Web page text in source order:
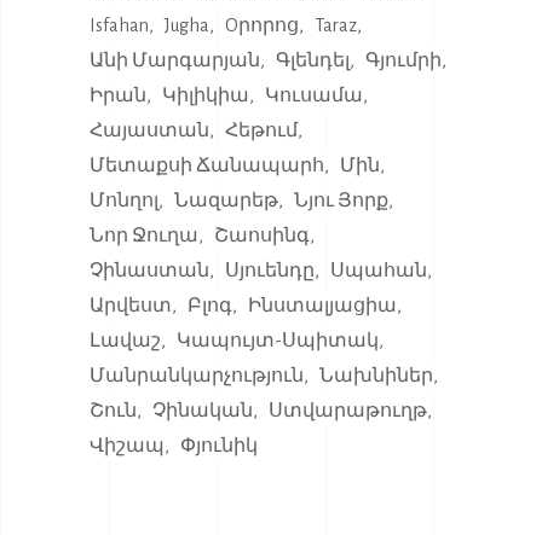
Isfahan
Jugha Oրորոց
Taraz
Անի Մարգարյան
Գլենդել
Գյումրի
Իրան
Կիլիկիա
Կուսամա
Հայաստան
Հեթում
Մետաքսի Ճանապարհ
Մին
Մոնղոլ
Նազարեթ
Նյու Յորք
Նոր Ջուղա
Շաոսինգ
Չինաստան
Սյուենդը
Սպահան
Արվեստ
Բլոգ
Ինստալյացիա
Լավաշ
Կապույտ-Սպիտակ
Մանրանկարչություն
Նախնիներ
Շուն
Չինական
Ստվարաթուղթ
Վիշապ
Փյունիկ